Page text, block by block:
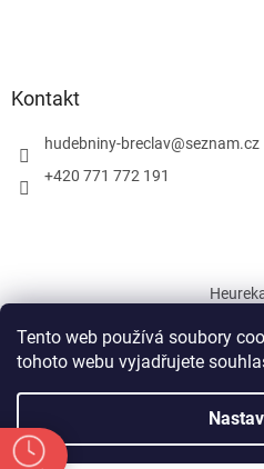
Tento web používá soubory
tohoto webu vyjadřujete
Kontakt
hudebniny-breclav@seznam.cz
+420 771 772 191